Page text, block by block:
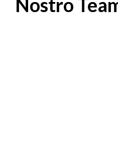
Nostro